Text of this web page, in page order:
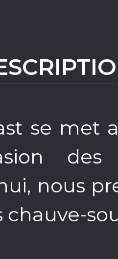
se met
nous
chauve-